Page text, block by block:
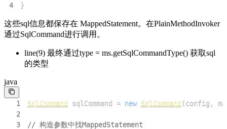
4
}
这些sql信息都保存在 MappedStatement。在PlainMethodInvoker
通过SqlCommand进行调用。
line(9) 最终通过type = ms.getSqlCommandType() 获取sql
的类型
java
1 SqlCommand sqlCommand = new SqlCommand (config ,
2
3
// 构造参数中找MappedStatement